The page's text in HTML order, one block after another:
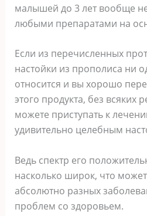
малышей до 3 лет вообще
любыми препаратами на
Если из перечисленных
настойки из прополиса ни
относится и вы хорошо
этого продукта, без всяких
можете приступать к
удивительно целебным
Ведь спектр его
насколько широк, что
абсолютно разных
проблем со здоровьем.